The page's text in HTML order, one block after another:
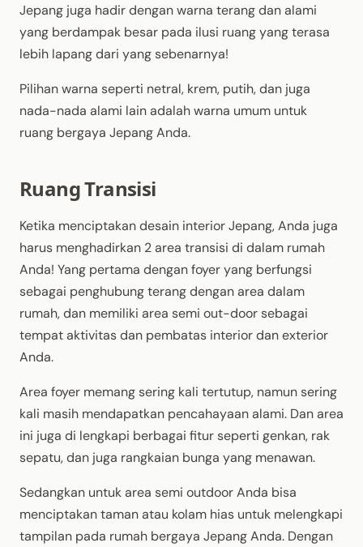
Jepang juga hadir dengan warna terang dan alami
yang berdampak besar pada ilusi ruang yang terasa
lebih lapang dari yang sebenarnya!
Pilihan warna seperti netral, krem, putih, dan juga
nada-nada alami lain adalah warna umum untuk
ruang bergaya Jepang Anda.
Ruang Transisi
Ketika menciptakan desain interior Jepang, Anda juga
harus menghadirkan 2 area transisi di dalam rumah
Anda! Yang pertama dengan foyer yang berfungsi
sebagai penghubung terang dengan area dalam
rumah, dan memiliki area semi out-door sebagai
tempat aktivitas dan pembatas interior dan exterior
Anda.
Area foyer memang sering kali tertutup, namun sering
kali masih mendapatkan pencahayaan alami. Dan area
ini juga di lengkapi berbagai fitur seperti genkan, rak
sepatu, dan juga rangkaian bunga yang menawan.
Sedangkan untuk area semi outdoor Anda bisa
menciptakan taman atau kolam hias untuk melengkapi
tampilan pada rumah bergaya Jepang Anda. Dengan